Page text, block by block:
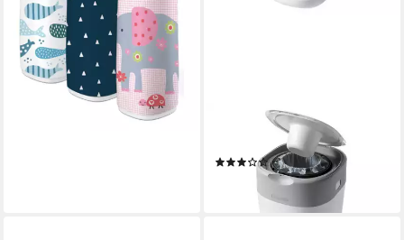
TOMMEE TIPPEE
(1)
in 3-4 Werktagen bei dir